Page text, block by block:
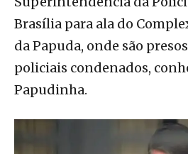
Brasília para ala do
da Papuda, onde são
policiais condenados,
Papudinha.